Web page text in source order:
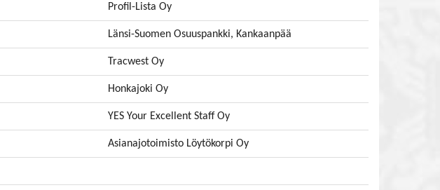
Profil-Lista Oy
Länsi-Suomen Osuuspankki, Kankaanpää
Tracwest Oy
Honkajoki Oy
YES Your Excellent Staff Oy
Asianajotoimisto Löytökorpi Oy